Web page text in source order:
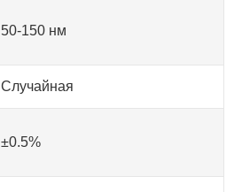
50-150 нм
Случайная
±0.5%